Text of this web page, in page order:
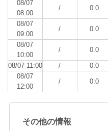
08/07
08:00
/ 0.0
08/07
09:00
/ 0.0
08/07
10:00
/ 0.0
08/07 11:00 / 0.0
08/07
12:00
/ 0.0
その他の情報